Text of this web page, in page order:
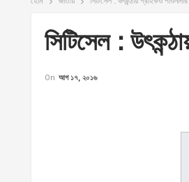
সিটিসেল :
On আগ ১৭, ২০১৬